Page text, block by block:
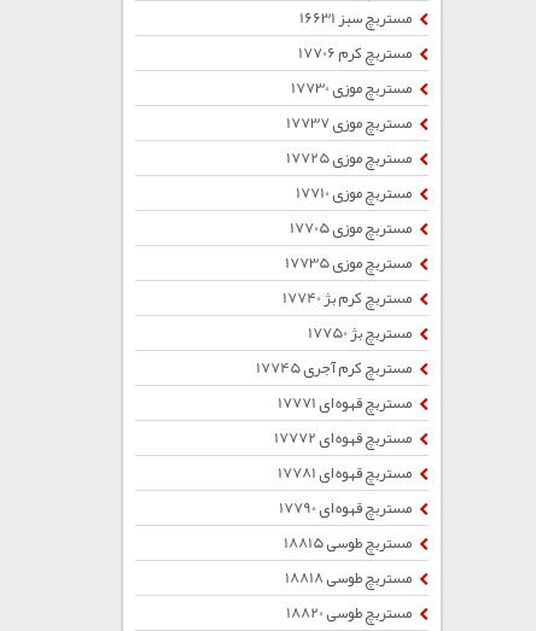
مستربچ سبز 16631
مستربچ کرم 17706
مستربچ موزی 17730
مستربچ موزی 17737
مستربچ موزی 17725
مستربچ موزی 17710
مستربچ موزی 17705
مستربچ موزی 17735
مستربچ کرم بژ 17740
مستربچ بژ 17750
مستربچ کرم آجری 17745
مستربچ قهوه ای 17771
مستربچ قهوه ای 17772
مستربچ قهوه ای 17781
مستربچ قهوه ای 17790
مستربچ طوسی 18815
مستربچ طوسی 18818
مستربچ طوسی 18820